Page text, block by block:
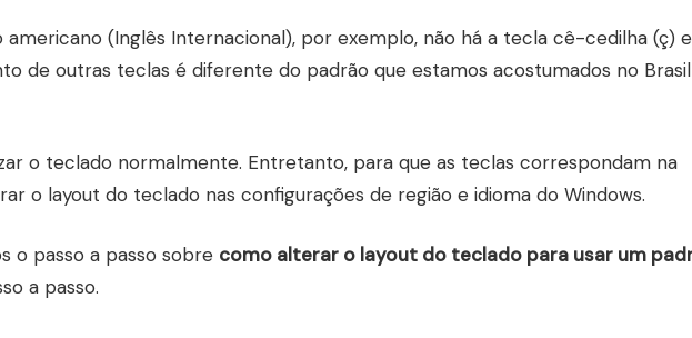
(Inglês Internacional), por exemplo, não há a tecla cê-cedilha (ç)
de outras teclas é diferente do padrão que estamos acostumados no Brasil
o teclado normalmente. Entretanto, para que as teclas correspondam na
o layout do teclado nas configurações de região e idioma do Windows.
o passo a passo sobre como alterar o layout do teclado para usar um
a passo.